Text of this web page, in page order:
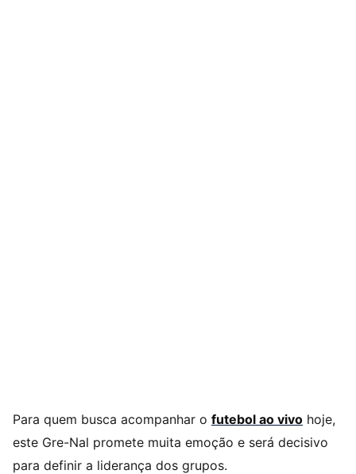
Para quem busca acompanhar o futebol ao vivo hoje,
este Gre-Nal promete muita emoção e será decisivo
para definir a liderança dos grupos.